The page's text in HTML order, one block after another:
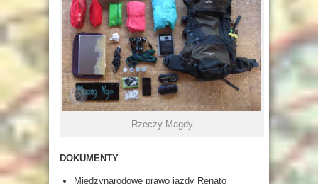
Rzeczy Magdy
DOKUMENTY
Międzynarodowe prawo jazdy Renato